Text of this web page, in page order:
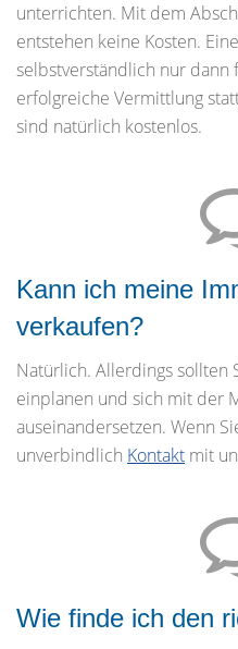
unterrichten. Mit dem
entstehen keine Kosten.
selbstverständlich nur dann
erfolgreiche Vermittlung
sind natürlich kostenlos.
Kann ich meine
verkaufen?
Natürlich. Allerdings sollten
einplanen und sich mit der
auseinandersetzen. Wenn
unverbindlich Kontakt mit
Wie finde ich den